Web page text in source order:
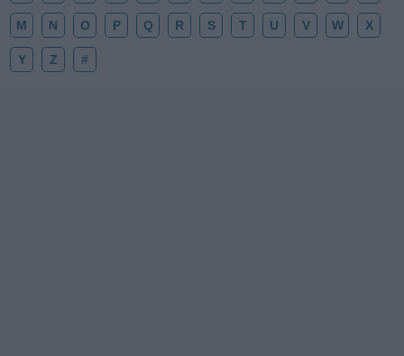
M N O P Q R S T U V W X
Y Z #